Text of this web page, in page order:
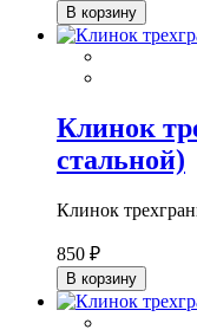
В корзину
Клинок
стальной)
Клинок
850 ₽
В корзину